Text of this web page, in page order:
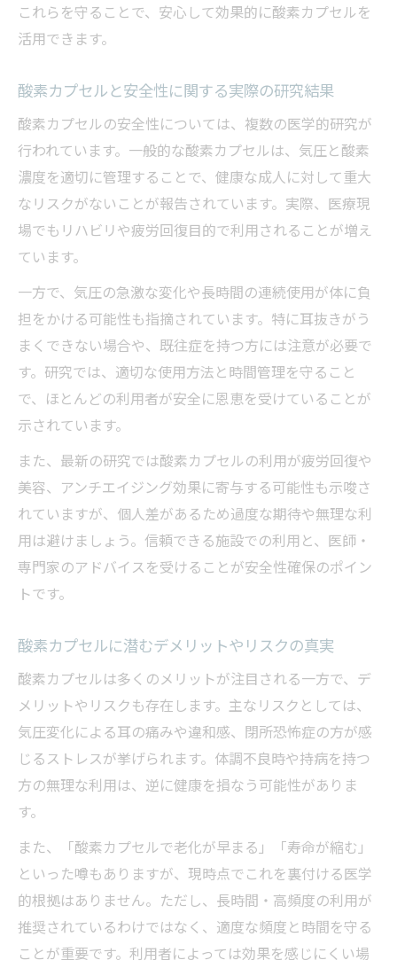
これらを守ることで、安心して効果的に酸素カプセルを
活用できます。
酸素カプセルと安全性に関する実際の研究結果
酸素カプセルの安全性については、複数の医学的研究が
行われています。一般的な酸素カプセルは、気圧と酸素
濃度を適切に管理することで、健康な成人に対して重大
なリスクがないことが報告されています。実際、医療現
場でもリハビリや疲労回復目的で利用されることが増え
ています。
一方で、気圧の急激な変化や長時間の連続使用が体に負
担をかける可能性も指摘されています。特に耳抜きがう
まくできない場合や、既往症を持つ方には注意が必要で
す。研究では、適切な使用方法と時間管理を守ること
で、ほとんどの利用者が安全に恩恵を受けていることが
示されています。
また、最新の研究では酸素カプセルの利用が疲労回復や
美容、アンチエイジング効果に寄与する可能性も示唆さ
れていますが、個人差があるため過度な期待や無理な利
用は避けましょう。信頼できる施設での利用と、医師・
専門家のアドバイスを受けることが安全性確保のポイン
トです。
酸素カプセルに潜むデメリットやリスクの真実
酸素カプセルは多くのメリットが注目される一方で、デ
メリットやリスクも存在します。主なリスクとしては、
気圧変化による耳の痛みや違和感、閉所恐怖症の方が感
じるストレスが挙げられます。体調不良時や持病を持つ
方の無理な利用は、逆に健康を損なう可能性がありま
す。
また、「酸素カプセルで老化が早まる」「寿命が縮む」
といった噂もありますが、現時点でこれを裏付ける医学
的根拠はありません。ただし、長時間・高頻度の利用が
推奨されているわけではなく、適度な頻度と時間を守る
ことが重要です。利用者によっては効果を感じにくい場